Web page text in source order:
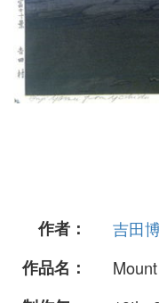
作者：
吉田
作品名：